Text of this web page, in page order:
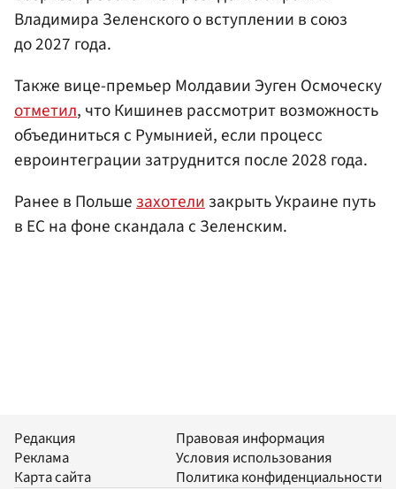
Владимира Зеленского о вступлении в союз
до 2027 года.
Также вице-премьер Молдавии Эуген Осмоческу
отметил, что Кишинев рассмотрит возможность
объединиться с Румынией, если процесс
евроинтеграции затруднится после 2028 года.
Ранее в Польшезахотелизакрыть Украине путь
в ЕС на фоне скандала с Зеленским.
Редакция
Реклама
Карта сайта
Правовая информация
Условия использования
Политика конфиденциальности